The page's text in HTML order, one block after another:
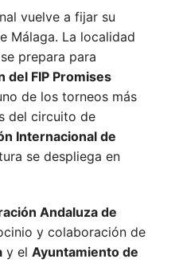
vuelve a fijar su
Málaga. La localidad
se prepara para
del FIP Promises
de los torneos más
del circuito de
Internacional de
se despliega en
Andaluza de
y colaboración de
y el Ayuntamiento de